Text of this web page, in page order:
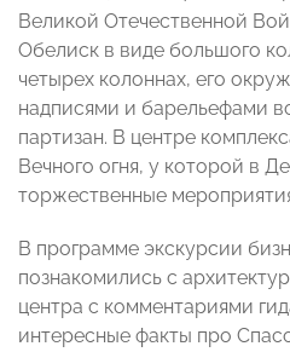
Великой Отечественной
Обелиск в виде большого
четырех колоннах, его
надписями и барельефами
партизан. В центре
Вечного огня, у которой в
торжественные
В программе экскурсии
познакомились с
центра с комментариями
интересные факты про